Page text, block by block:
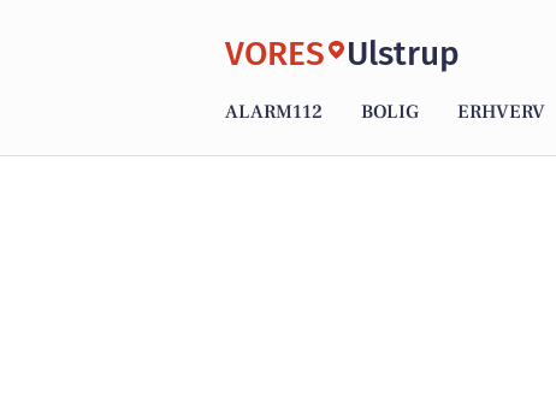
VORES Ulstrup
ALARM112 BOLIG ERHVERV